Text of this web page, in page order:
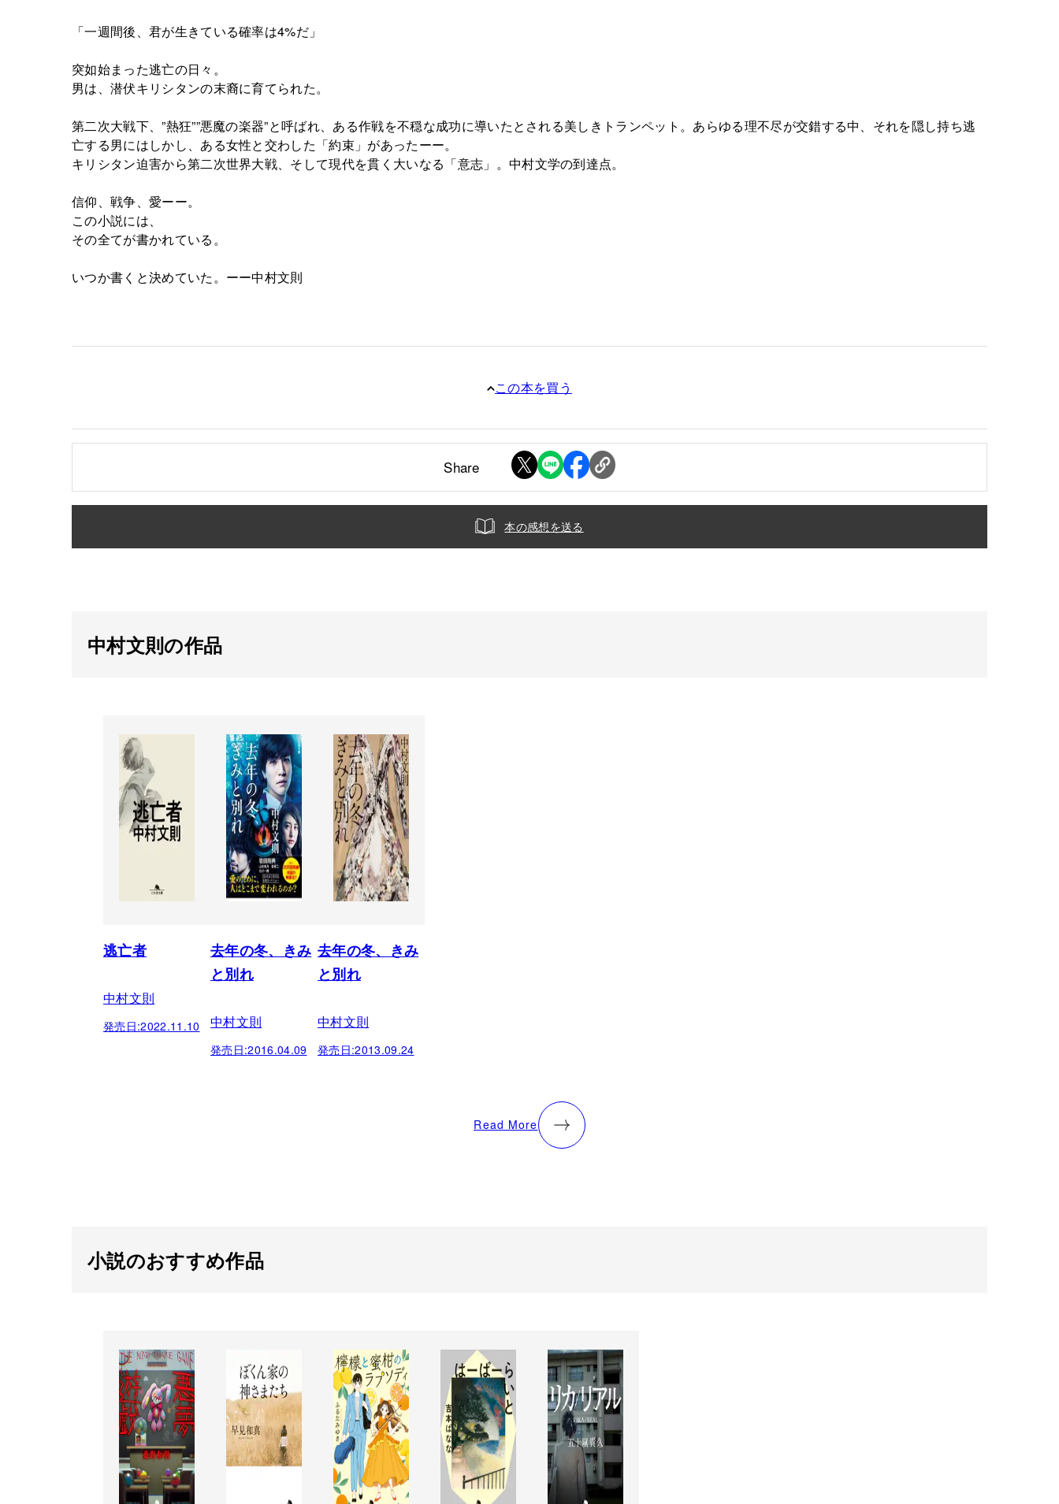
「一週間後、君が生きている確率は4%だ」
突如始まった逃亡の日々。
男は、潜伏キリシタンの末裔に育てられた。
第二次大戦下、”熱狂””悪魔の楽器”と呼ばれ、ある作戦を不穏な成功に導いたとされる美しきトランペット。あらゆる理不尽が交錯する中、それを隠し持ち逃
亡する男にはしかし、ある女性と交わした「約束」があったーー。
キリシタン迫害から第二次世界大戦、そして現代を貫く大いなる「意志」。中村文学の到達点。
信仰、戦争、愛ーー。
この小説には、
その全てが書かれている。
いつか書くと決めていた。ーー中村文則
この本を買う
Share
本の感想を送る
中村文則の作品
逃亡者
中村文則
発売日:2022.11.10
去年の冬、きみ
と別れ
中村文則
発売日:2016.04.09
去年の冬、きみ
と別れ
中村文則
発売日:2013.09.24
Read More
小説のおすすめ作品